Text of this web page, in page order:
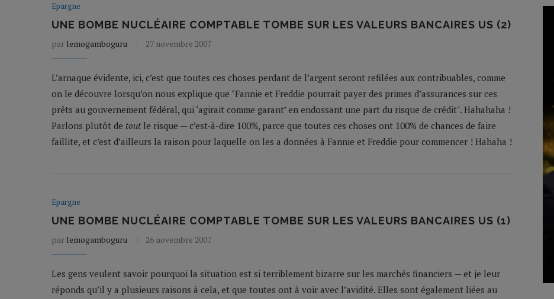
Epargne
UNE BOMBE NUCLÉAIRE COMPTABLE TOMBE SUR LES VALEURS BANCAIRES US (2)
par lemogamboguru 27 novembre 2007
L’arnaque évidente, ici, c’est que toutes ces choses perdant de l’argent seront refilées aux contribuables, comme
on le découvre lorsqu’on nous explique que "Fannie et Freddie pourrait payer des primes d’assurances sur ces
prêts au gouvernement fédéral, qui ‘agirait comme garant’ en endossant une part du risque de crédit". Hahahaha !
Parlons plutôt de tout le risque — c’est-à-dire 100%, parce que toutes ces choses ont 100% de chances de faire
faillite, et c’est d’ailleurs la raison pour laquelle on les a données à Fannie et Freddie pour commencer ! Hahaha !
Epargne
UNE BOMBE NUCLÉAIRE COMPTABLE TOMBE SUR LES VALEURS BANCAIRES US (1)
par lemogamboguru 26 novembre 2007
Les gens veulent savoir pourquoi la situation est si terriblement bizarre sur les marchés financiers — et je leur
réponds qu’il y a plusieurs raisons à cela, et que toutes ont à voir avec l’avidité. Elles sont également liées au